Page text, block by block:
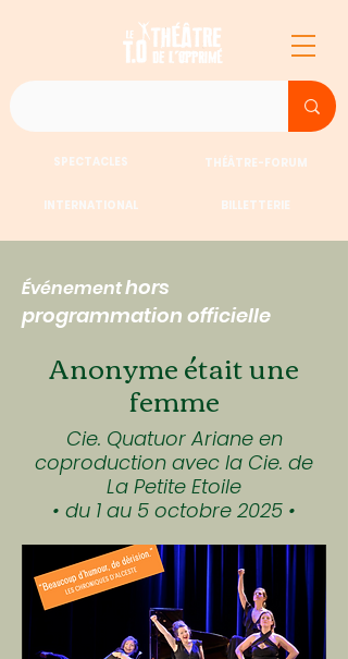
SPECTACLES THÉÂTRE-FORUM
INTERNATIONAL BILLETTERIE
Événementhors
programmation officielle
Anonyme était une
femme
Cie. Quatuor Ariane en
coproduction avec la Cie. de
La Petite Etoile
• du 1 au 5 octobre 2025 ​ •